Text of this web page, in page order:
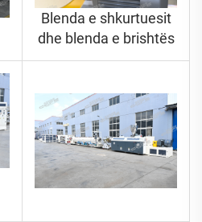
Blenda e shkurtuesit
dhe blenda e brishtës